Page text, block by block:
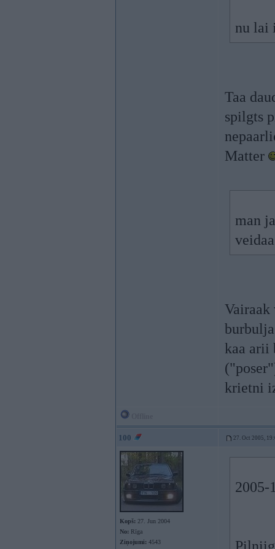
nu lai
Taa
spilgts
Matter
man
kaa arii
krietni
100 27. Oct 2005,
Kopš: 27. Jun 2004
No: Rīga
Ziņojumi: 4543
2005-